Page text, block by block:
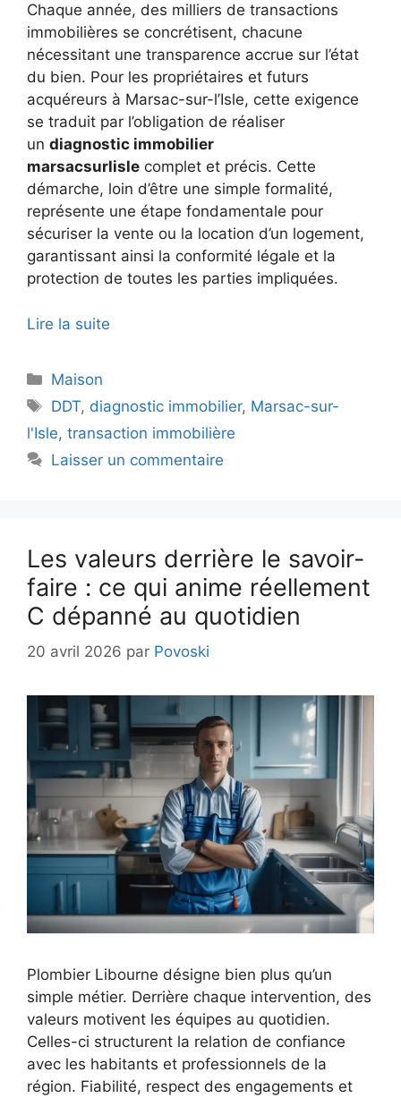
Chaque année, des milliers de transactions
immobilières se concrétisent, chacune
nécessitant une transparence accrue sur l’état
du bien. Pour les propriétaires et futurs
acquéreurs à Marsac-sur-l’Isle, cette exigence
se traduit par l’obligation de réaliser
un diagnostic immobilier
marsacsurlisle complet et précis. Cette
démarche, loin d’être une simple formalité,
représente une étape fondamentale pour
sécuriser la vente ou la location d’un logement,
garantissant ainsi la conformité légale et la
protection de toutes les parties impliquées.
Lire la suite
Catégories
Maison
Étiquettes
DDT, diagnostic immobilier, Marsac-sur-
l'Isle, transaction immobilière
Laisser un commentaire
Les valeurs derrière le savoir-
faire : ce qui anime réellement
C dépanné au quotidien
20 avril 2026 par Povoski
Plombier Libourne désigne bien plus qu’un
simple métier. Derrière chaque intervention, des
valeurs motivent les équipes au quotidien.
Celles-ci structurent la relation de confiance
avec les habitants et professionnels de la
région. Fiabilité, respect des engagements et